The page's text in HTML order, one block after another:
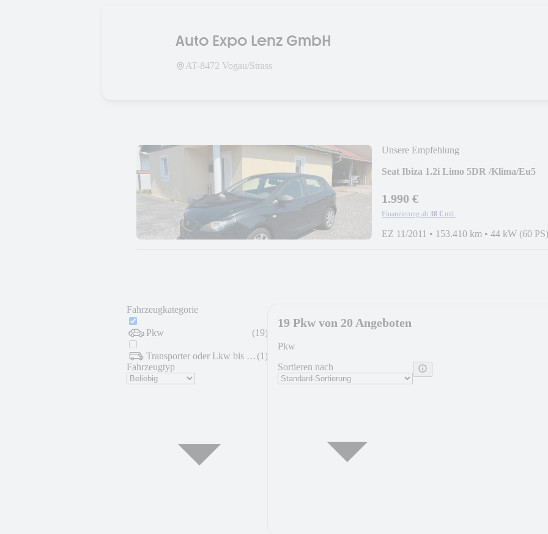
Auto Expo Lenz GmbH
AT-8472 Vogau/Strass
Unsere Empfehlung
Seat Ibiza 1.2i Limo 5DR /Klima/Eu5
1.990 €
Finanzierung ab 38 € mtl.
EZ 11/2011 • 153.410 km • 44 kW (60 PS)
Fahrzeugkategorie
Pkw (19)
Transporter oder Lkw bis 7,5 t (1)
Fahrzeugtyp
19 Pkw von 20 Angeboten
Pkw
Sortieren nach